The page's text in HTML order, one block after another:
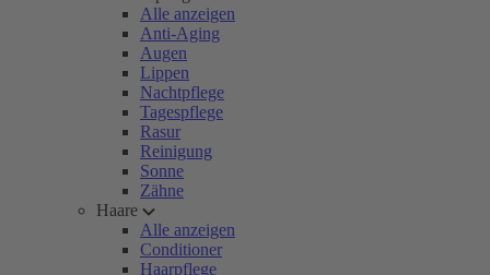
Alle anzeigen
Anti-Aging
Augen
Lippen
Nachtpflege
Tagespflege
Rasur
Reinigung
Sonne
Zähne
Haare
Alle anzeigen
Conditioner
Haarpflege